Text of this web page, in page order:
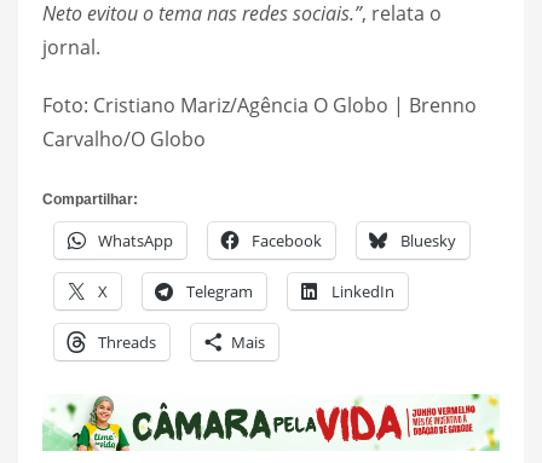
Neto evitou o tema nas redes sociais.”, relata o
jornal.
Foto: Cristiano Mariz/Agência O Globo | Brenno
Carvalho/O Globo
Compartilhar:
WhatsApp Facebook Bluesky
X Telegram LinkedIn
Threads Mais